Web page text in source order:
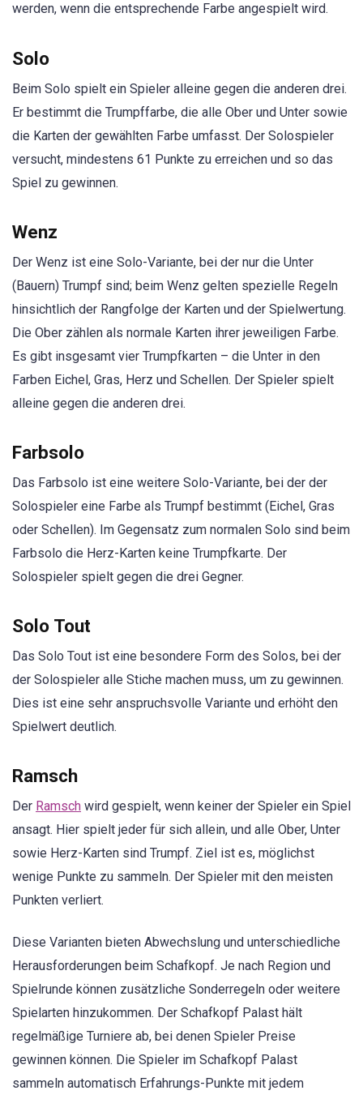
werden, wenn die entsprechende Farbe angespielt wird.
Solo
Beim Solo spielt ein Spieler alleine gegen die anderen drei.
Er bestimmt die Trumpffarbe, die alle Ober und Unter sowie
die Karten der gewählten Farbe umfasst. Der Solospieler
versucht, mindestens 61 Punkte zu erreichen und so das
Spiel zu gewinnen.
Wenz
Der Wenz ist eine Solo-Variante, bei der nur die Unter
(Bauern) Trumpf sind; beim Wenz gelten spezielle Regeln
hinsichtlich der Rangfolge der Karten und der Spielwertung.
Die Ober zählen als normale Karten ihrer jeweiligen Farbe.
Es gibt insgesamt vier Trumpfkarten – die Unter in den
Farben Eichel, Gras, Herz und Schellen. Der Spieler spielt
alleine gegen die anderen drei.
Farbsolo
Das Farbsolo ist eine weitere Solo-Variante, bei der der
Solospieler eine Farbe als Trumpf bestimmt (Eichel, Gras
oder Schellen). Im Gegensatz zum normalen Solo sind beim
Farbsolo die Herz-Karten keine Trumpfkarte. Der
Solospieler spielt gegen die drei Gegner.
Solo Tout
Das Solo Tout ist eine besondere Form des Solos, bei der
der Solospieler alle Stiche machen muss, um zu gewinnen.
Dies ist eine sehr anspruchsvolle Variante und erhöht den
Spielwert deutlich.
Ramsch
Der Ramsch wird gespielt, wenn keiner der Spieler ein Spiel
ansagt. Hier spielt jeder für sich allein, und alle Ober, Unter
sowie Herz-Karten sind Trumpf. Ziel ist es, möglichst
wenige Punkte zu sammeln. Der Spieler mit den meisten
Punkten verliert.
Diese Varianten bieten Abwechslung und unterschiedliche
Herausforderungen beim Schafkopf. Je nach Region und
Spielrunde können zusätzliche Sonderregeln oder weitere
Spielarten hinzukommen. Der Schafkopf Palast hält
regelmäßige Turniere ab, bei denen Spieler Preise
gewinnen können. Die Spieler im Schafkopf Palast
sammeln automatisch Erfahrungs-Punkte mit jedem